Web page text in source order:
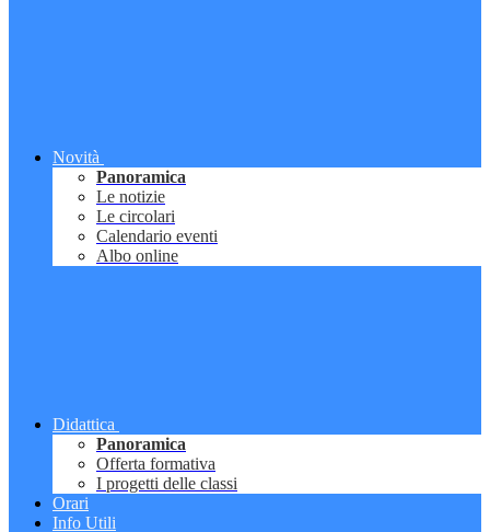
Novità
Panoramica
Le notizie
Le circolari
Calendario eventi
Albo online
Didattica
Panoramica
Offerta formativa
I progetti delle classi
Orari
Info Utili